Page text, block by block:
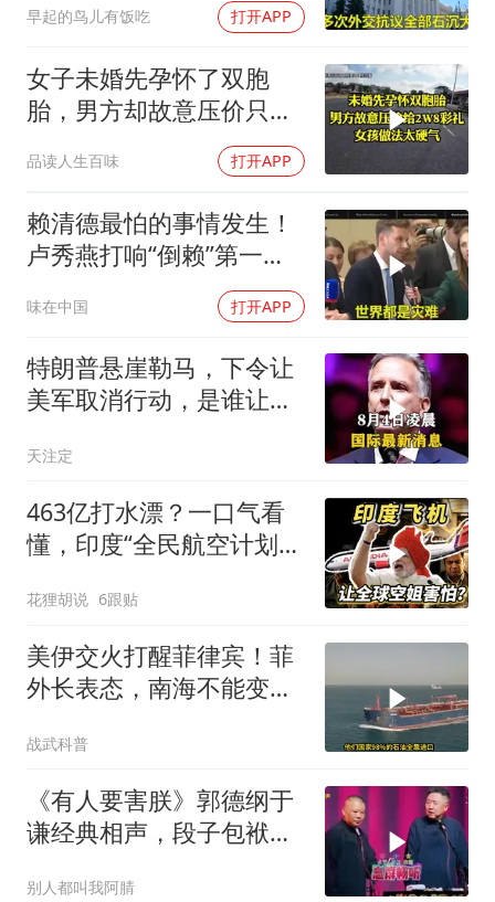
早起的鸟儿有饭吃 打开APP
女子未婚先孕怀了双胞
胎，男方却故意压价只给
品读人生百味 打开APP
赖清德最怕的事情发生！
卢秀燕打响“倒赖”第一
味在中国 打开APP
特朗普悬崖勒马，下令让
美军取消行动，是谁让他
天注定
463亿打水漂？一口气看
懂，印度“全民航空计划”
花狸胡说 6跟贴
美伊交火打醒菲律宾！菲
外长表态，南海不能变成
战武科普
《有人要害朕》郭德纲于
谦经典相声，段子包袱满
别人都叫我阿腈